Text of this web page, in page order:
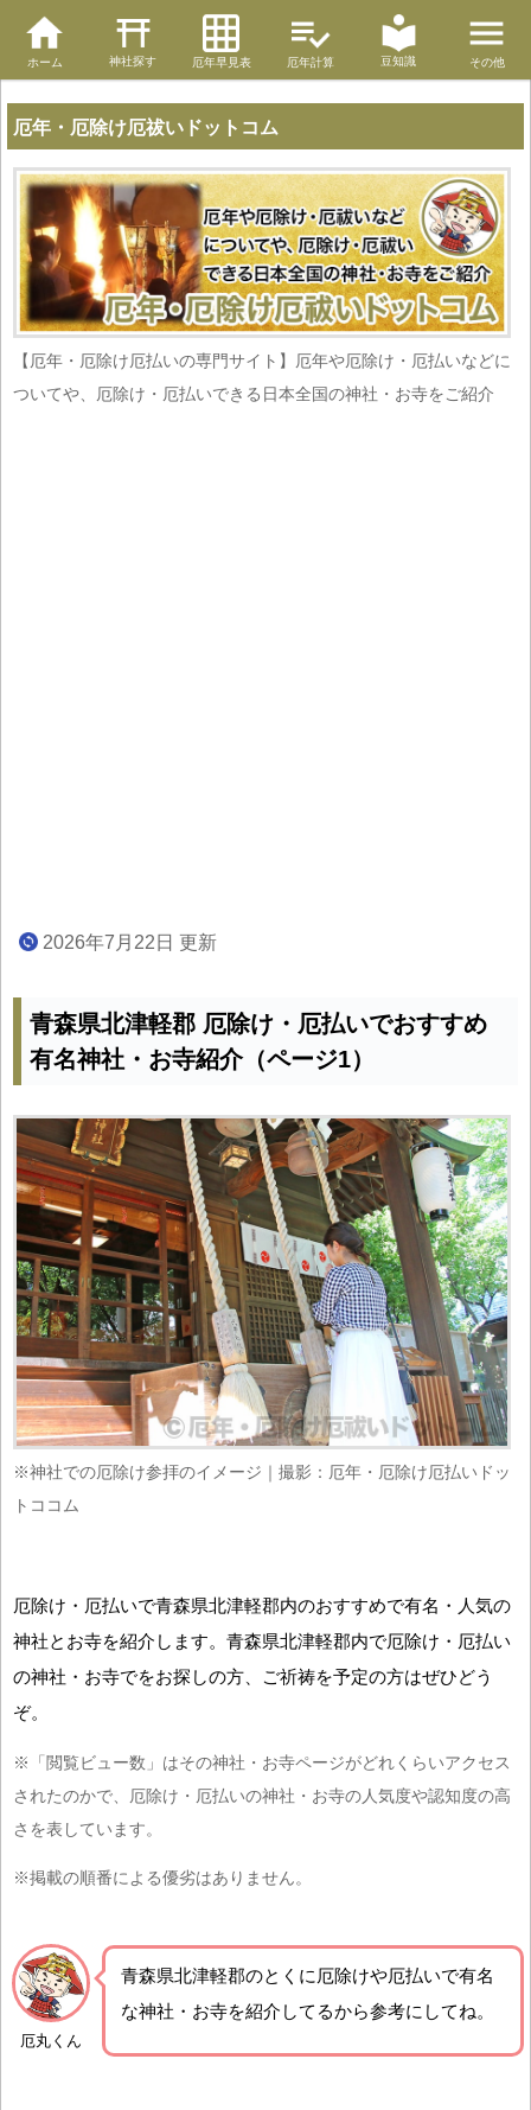
ホーム 神社探す 厄年早見表 厄年計算 豆知識 その他
厄年・厄除け厄祓いドットコム
【厄年・厄除け厄払いの専門サイト】厄年や厄除け・厄払いなどに
ついてや、厄除け・厄払いできる日本全国の神社・お寺をご紹介
2026年7月22日 更新
青森県北津軽郡 厄除け・厄払いでおすすめ
有名神社・お寺紹介（ページ1）
※神社での厄除け参拝のイメージ｜撮影：厄年・厄除け厄払いドッ
トココム
厄除け・厄払いで青森県北津軽郡内のおすすめで有名・人気の
神社とお寺を紹介します。青森県北津軽郡内で厄除け・厄払い
の神社・お寺でをお探しの方、ご祈祷を予定の方はぜひどう
ぞ。
※「閲覧ビュー数」はその神社・お寺ページがどれくらいアクセス
されたのかで、厄除け・厄払いの神社・お寺の人気度や認知度の高
さを表しています。
※掲載の順番による優劣はありません。
厄丸くん
青森県北津軽郡のとくに厄除けや厄払いで有名
な神社・お寺を紹介 してるから参考にしてね。